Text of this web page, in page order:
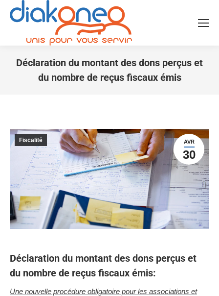
Déclaration du montant des dons perçus et
du nombre de reçus fiscaux émis
AVR
30
Fiscalité
Déclaration du montant des dons perçus et
du nombre de reçus fiscaux émis:
Une nouvelle procédure obligatoire pour les associations et